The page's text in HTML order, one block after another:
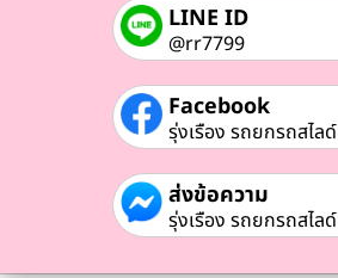
LINE ID
@rr7799
Facebook
รุ่งเรือง รถยกรถสไลด์
ส่งข้อความ
รุ่งเรือง รถยกรถสไลด์